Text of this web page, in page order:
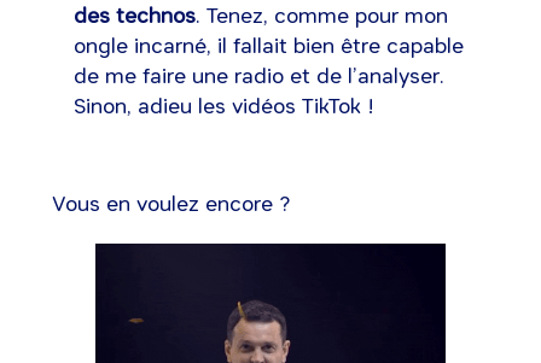
des technos. Tenez, comme pour mon
ongle incarné, il fallait bien être capable
de me faire une radio et de l’analyser.
Sinon, adieu les vidéos TikTok !
Vous en voulez encore ?